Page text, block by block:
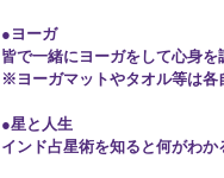
●ヨーガ
皆で一緒にヨーガをして心身を
※ヨーガマットやタオル等は各
●星と人生
インド占星術を知ると何がわ